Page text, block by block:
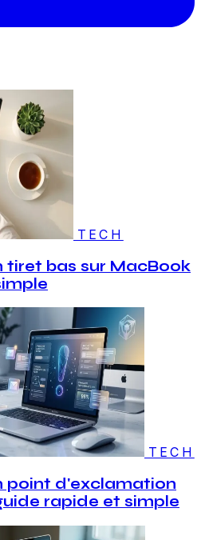
TECH
tiret bas sur MacBook
TECH
point d'exclamation
rapide et simple